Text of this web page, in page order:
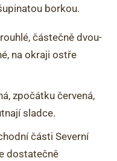
borkou.
částečně dvou-
na okraji ostře
zpočátku červená,
sladce.
části Severní
dostatečně